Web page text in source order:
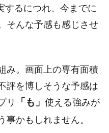
するにつれ、今までに
そんな予感も感じさせ
み。画面上の専有面積
評を博しそうな予感は
リ 「も」使える強みが
かもしれません。